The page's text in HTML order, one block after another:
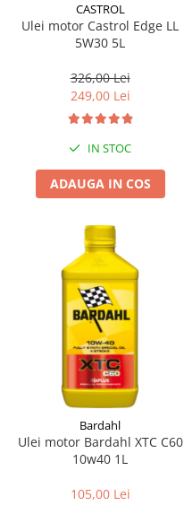
CASTROL
Ulei motor Castrol Edge LL
5W30 5L
326,00 Lei
249,00 Lei
IN STOC
ADAUGA IN COS
Bardahl
Ulei motor Bardahl XTC C60
10w40 1L
105,00 Lei